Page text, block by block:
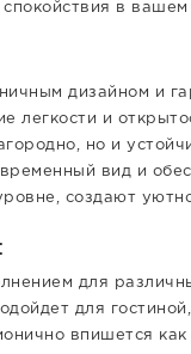
в вашем
дизайном и
легкости и
но и
вид и
создают
для
для
впишется как